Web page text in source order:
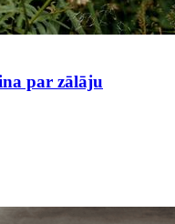
par zālāju